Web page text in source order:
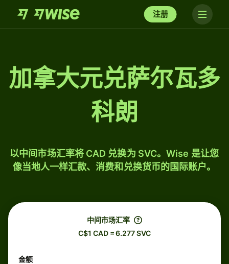
注册
加拿大元兑萨尔瓦多
科朗
以中间市场汇率将 CAD 兑换为 SVC。Wise 是让您
像当地人一样汇款、消费和兑换货币的国际账户。
中间市场汇率
C$1 CAD = 6.277 SVC
金额